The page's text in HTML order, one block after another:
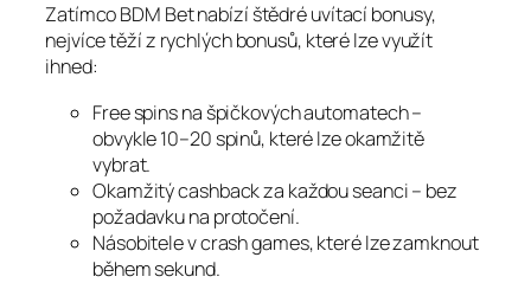
Zatímco BDM Bet nabízí štědré uvítací bonusy,
nejvíce těží z rychlých bonusů, které lze využít
ihned:
Free spins na špičkových automatech –
obvykle 10–20 spinů, které lze okamžitě
vybrat.
Okamžitý cashback za každou seanci – bez
požadavku na protočení.
Násobitele v crash games, které lze zamknout
během sekund.